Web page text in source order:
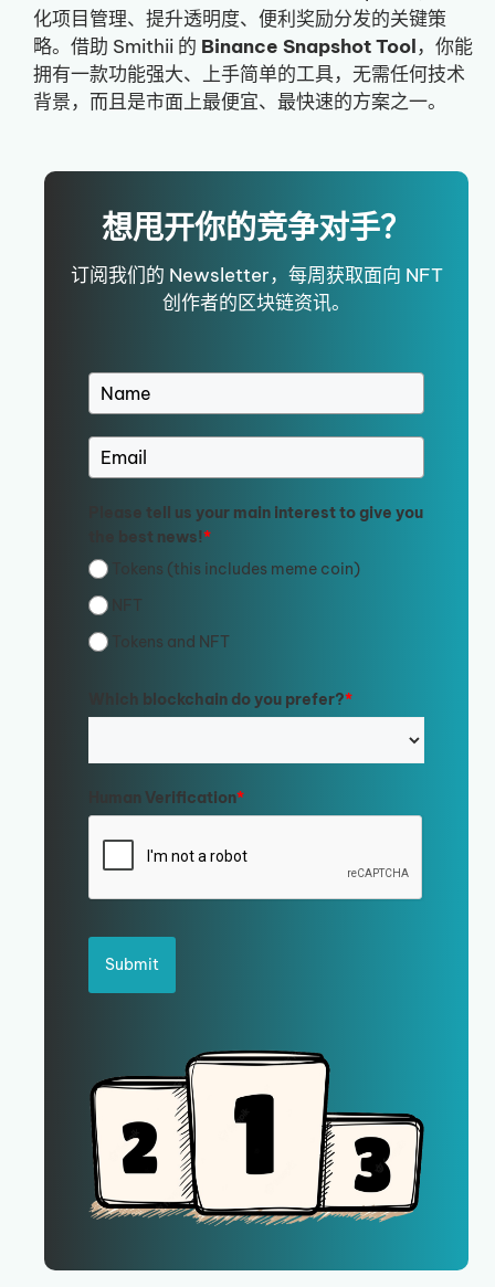
化项目管理、提升透明度、便利奖励分发的关键策
略。借助 Smithii 的 Binance Snapshot Tool，你能
拥有一款功能强大、上手简单的工具，无需任何技术
背景，而且是市面上最便宜、最快速的方案之一。
想甩开你的竞争对手？
订阅我们的 Newsletter，每周获取面向 NFT
创作者的区块链资讯。
Please tell us your main interest to give you
the best news!*
Tokens (this includes meme coin)
NFT
Tokens and NFT
Which blockchain do you prefer?*
Human Verification*
Submit